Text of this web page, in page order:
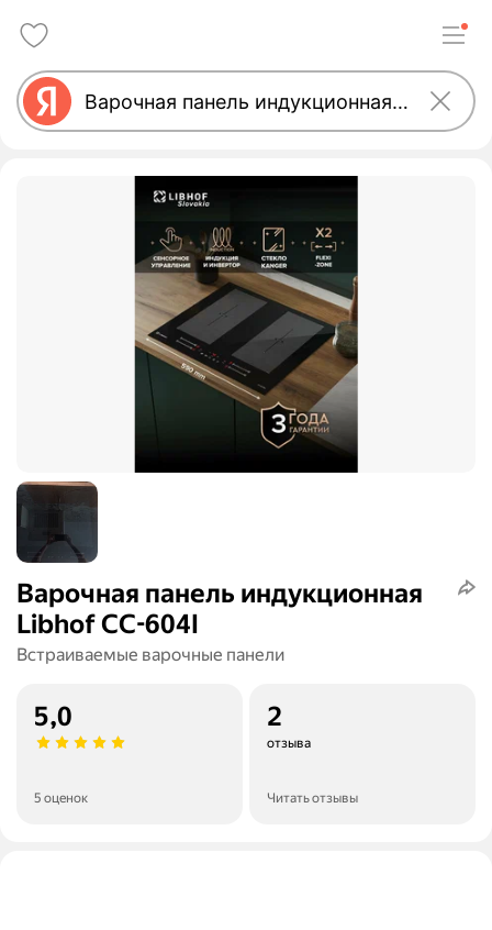
Варочная панель индукционная
Libhof СС-604I
Встраиваемые варочные панели
5,0
5 оценок
2
отзыва
Читать отзывы